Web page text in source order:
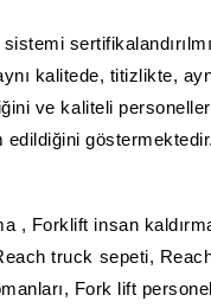
kalitede, titizlikte,
ve kaliteli
edildiğini göstermektedir.
, Forklift insan
truck sepeti,
Fork lift